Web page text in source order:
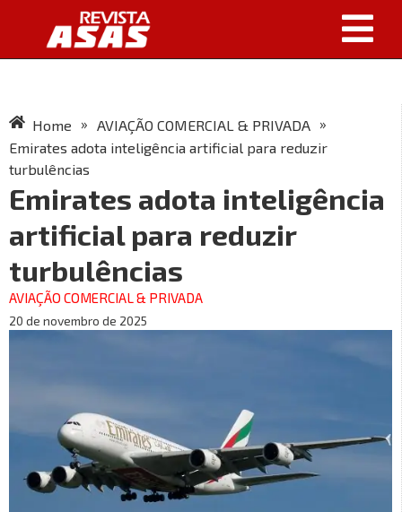
Home » AVIAÇÃO COMERCIAL & PRIVADA »
Emirates adota inteligência artificial para reduzir
turbulências
Emirates adota inteligência
artificial para reduzir
turbulências
AVIAÇÃO COMERCIAL & PRIVADA
20 de novembro de 2025